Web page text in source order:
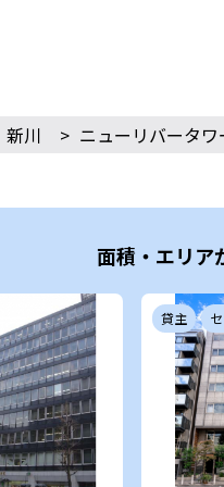
新川 > ニューリバータワ
面積・エリア
貸主